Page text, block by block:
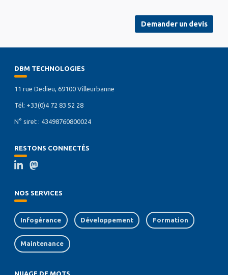
Demander un devis
DBM TECHNOLOGIES
11 rue Dedieu, 69100 Villeurbanne
Tél: +33(0)4 72 83 52 28
N° siret : 43498760800024
RESTONS CONNECTÉS
NOS SERVICES
Infogérance Développement Formation
Maintenance
NUAGE DE MOTS